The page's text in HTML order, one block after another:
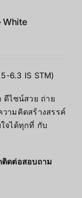
White
6.3 IS STM)
ดีไซน์สวย ถ่าย
ามคิดสร้างสรรค์
จได้ทุกที่ กับ
ดต่อสอบถาม